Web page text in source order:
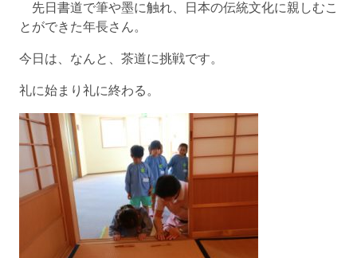
先日書道で筆や墨に触れ、日本の伝統文化に親しむこ
とができた年長さん。
今日は、なんと、茶道に挑戦です。
礼に始まり礼に終わる。